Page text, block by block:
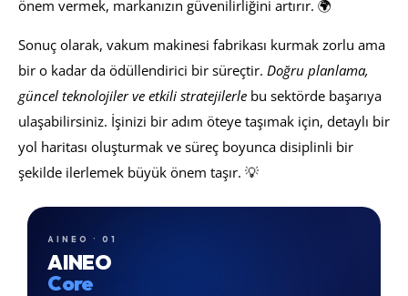
önem vermek, markanızın güvenilirliğini artırır. 🌍
Sonuç olarak, vakum makinesi fabrikası kurmak zorlu ama
bir o kadar da ödüllendirici bir süreçtir. Doğru planlama,
güncel teknolojiler ve etkili stratejilerle bu sektörde başarıya
ulaşabilirsiniz. İşinizi bir adım öteye taşımak için, detaylı bir
yol haritası oluşturmak ve süreç boyunca disiplinli bir
şekilde ilerlemek büyük önem taşır. 💡
AINEO · 01
AINEO
Core